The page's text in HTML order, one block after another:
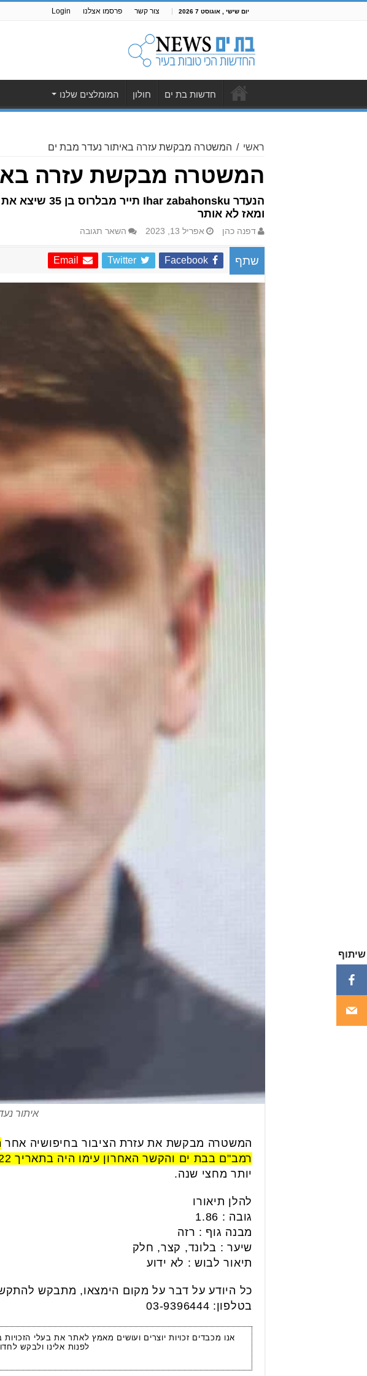
יום שישי , אוגוסט 7 2026 צור קשר פרסמו אצלנו Login
חדשות בת ים חולון המומלצים שלנו
ראשי / המשטרה מבקשת עזרה באיתור נעדר מבת ים
המשטרה מבקשת עזרה
ומאז לא אותר
דפנה כהן אפריל 13, 2023 השאר תגובה
שתף Facebook
Twitter
Email
איתור
המשטרה מבקשת את עזרת הציבור בחיפושיה אחר
רמב"ם בבת ים והקשר האחרון עימו היה בתאריך 29.5.22, ומאז לא אותר
יותר מחצי שנה.
להלן תיאורו
גובה : 1.86
מבנה גוף : רזה
שיער : בלונד, קצר, חלק
תיאור לבוש : לא ידוע
בטלפון: 03-9396444
אנו מכבדים זכויות יוצרים ועושים מאמץ לאתר את בעלי
לפנות אלינו ולבקש
שיתוף